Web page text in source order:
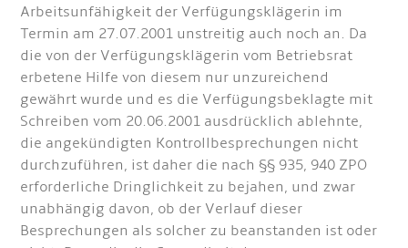
Arbeitsunfähigkeit der Verfügungsklägerin im
Termin am 27.07.2001 unstreitig auch noch an. Da
die von der Verfügungsklägerin vom Betriebsrat
erbetene Hilfe von diesem nur unzureichend
gewährt wurde und es die Verfügungsbeklagte mit
Schreiben vom 20.06.2001 ausdrücklich ablehnte,
die angekündigten Kontrollbesprechungen nicht
durchzuführen, ist daher die nach §§ 935, 940 ZPO
erforderliche Dringlichkeit zu bejahen, und zwar
unabhängig davon, ob der Verlauf dieser
Besprechungen als solcher zu beanstanden ist oder